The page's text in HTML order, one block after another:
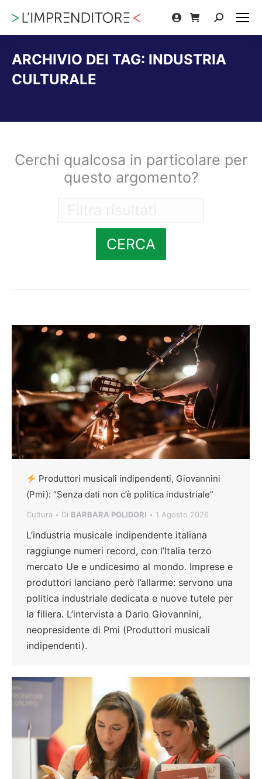
Cerca:
ARCHIVIO DEI TAG: INDUSTRIA
CULTURALE
Cerchi qualcosa in particolare per
questo argomento?
CERCA
Produttori musicali indipendenti, Giovannini
(Pmi): “Senza dati non c’è politica industriale”
Cultura Di BARBARA POLIDORI 1 Agosto 2026
L’industria musicale indipendente italiana
raggiunge numeri record, con l’Italia terzo
mercato Ue e undicesimo al mondo. Imprese e
produttori lanciano però l’allarme: servono una
politica industriale dedicata e nuove tutele per
la filiera. L’intervista a Dario Giovannini,
neopresidente di Pmi (Produttori musicali
indipendenti).